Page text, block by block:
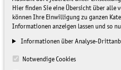
Hier finden Sie eine Übersicht über alle
können Ihre Einwilligung zu ganzen
Informationen anzeigen lassen und so
Informationen über Analyse-
Notwendige Cookies
UMWELTBILDUNG